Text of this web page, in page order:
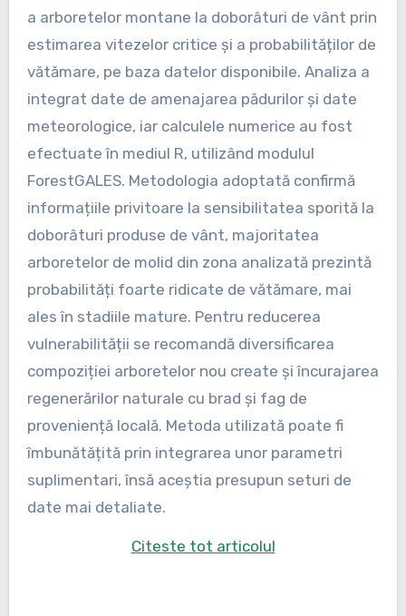
a arboretelor montane la doborâturi de vânt prin
estimarea vitezelor critice și a probabilităților de
vătămare, pe baza datelor disponibile. Analiza a
integrat date de amenajarea pădurilor și date
meteorologice, iar calculele numerice au fost
efectuate în mediul R, utilizând modulul
ForestGALES. Metodologia adoptată confirmă
informațiile privitoare la sensibilitatea sporită la
doborâturi produse de vânt, majoritatea
arboretelor de molid din zona analizată prezintă
probabilități foarte ridicate de vătămare, mai
ales în stadiile mature. Pentru reducerea
vulnerabilității se recomandă diversificarea
compoziției arboretelor nou create și încurajarea
regenerărilor naturale cu brad și fag de
proveniență locală. Metoda utilizată poate fi
îmbunătățită prin integrarea unor parametri
suplimentari, însă aceștia presupun seturi de
date mai detaliate.
Citeste tot articolul